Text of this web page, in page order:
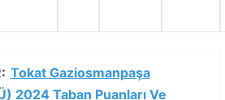
Tokat Gaziosmanpaşa
2024 Taban Puanları Ve